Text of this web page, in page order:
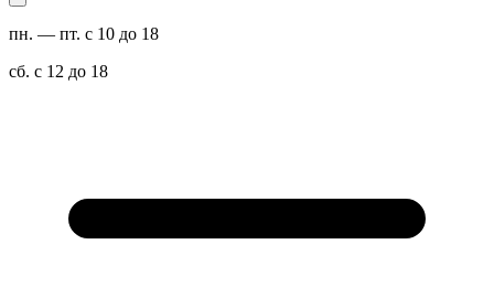
пн. — пт. с 10 до 18
сб. с 12 до 18